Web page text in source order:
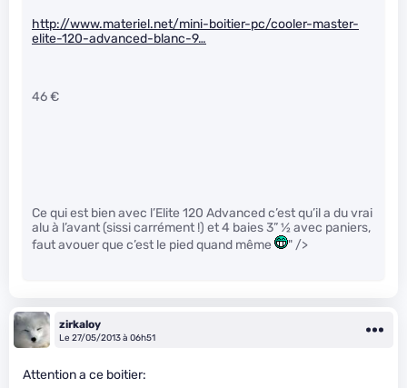
http://www.materiel.net/mini-boitier-pc/cooler-master-
elite-120-advanced-blanc-9…
46 €
Ce qui est bien avec l’Elite 120 Advanced c’est qu’il a du vrai
alu à l’avant (sissi carrément !) et 4 baies 3”1⁄2avec paniers,
faut avouer que c’est le pied quand même
" />
zirkaloy
Le 27/05/2013 à 06h51
Attention a ce boitier: